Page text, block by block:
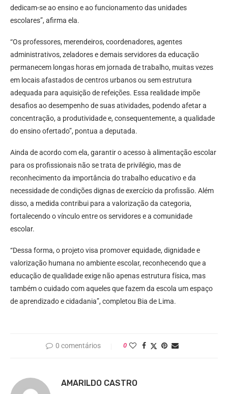
dedicam-se ao ensino e ao funcionamento das unidades
escolares”, afirma ela.
“Os professores, merendeiros, coordenadores, agentes
administrativos, zeladores e demais servidores da educação
permanecem longas horas em jornada de trabalho, muitas vezes
em locais afastados de centros urbanos ou sem estrutura
adequada para aquisição de refeições. Essa realidade impõe
desafios ao desempenho de suas atividades, podendo afetar a
concentração, a produtividade e, consequentemente, a qualidade
do ensino ofertado”, pontua a deputada.
Ainda de acordo com ela, garantir o acesso à alimentação escolar
para os profissionais não se trata de privilégio, mas de
reconhecimento da importância do trabalho educativo e da
necessidade de condições dignas de exercício da profissão. Além
disso, a medida contribui para a valorização da categoria,
fortalecendo o vínculo entre os servidores e a comunidade
escolar.
“Dessa forma, o projeto visa promover equidade, dignidade e
valorização humana no ambiente escolar, reconhecendo que a
educação de qualidade exige não apenas estrutura física, mas
também o cuidado com aqueles que fazem da escola um espaço
de aprendizado e cidadania”, completou Bia de Lima.
0 comentários 0
AMARILDO CASTRO